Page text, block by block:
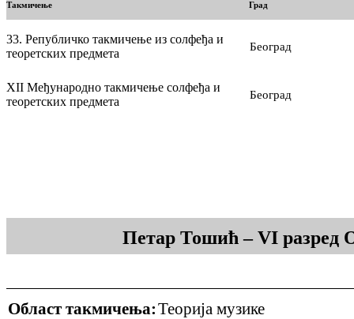
Такмичење Град
33. Републичко такмичење из солфеђа и
теоретских предмета
Београд
XII Међународно такмичење солфеђа и
теоретских предмета
Београд
Петар Тошић – VI
Област такмичења:Теорија музике